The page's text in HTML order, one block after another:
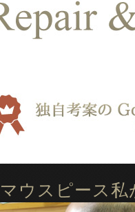
ウスピース